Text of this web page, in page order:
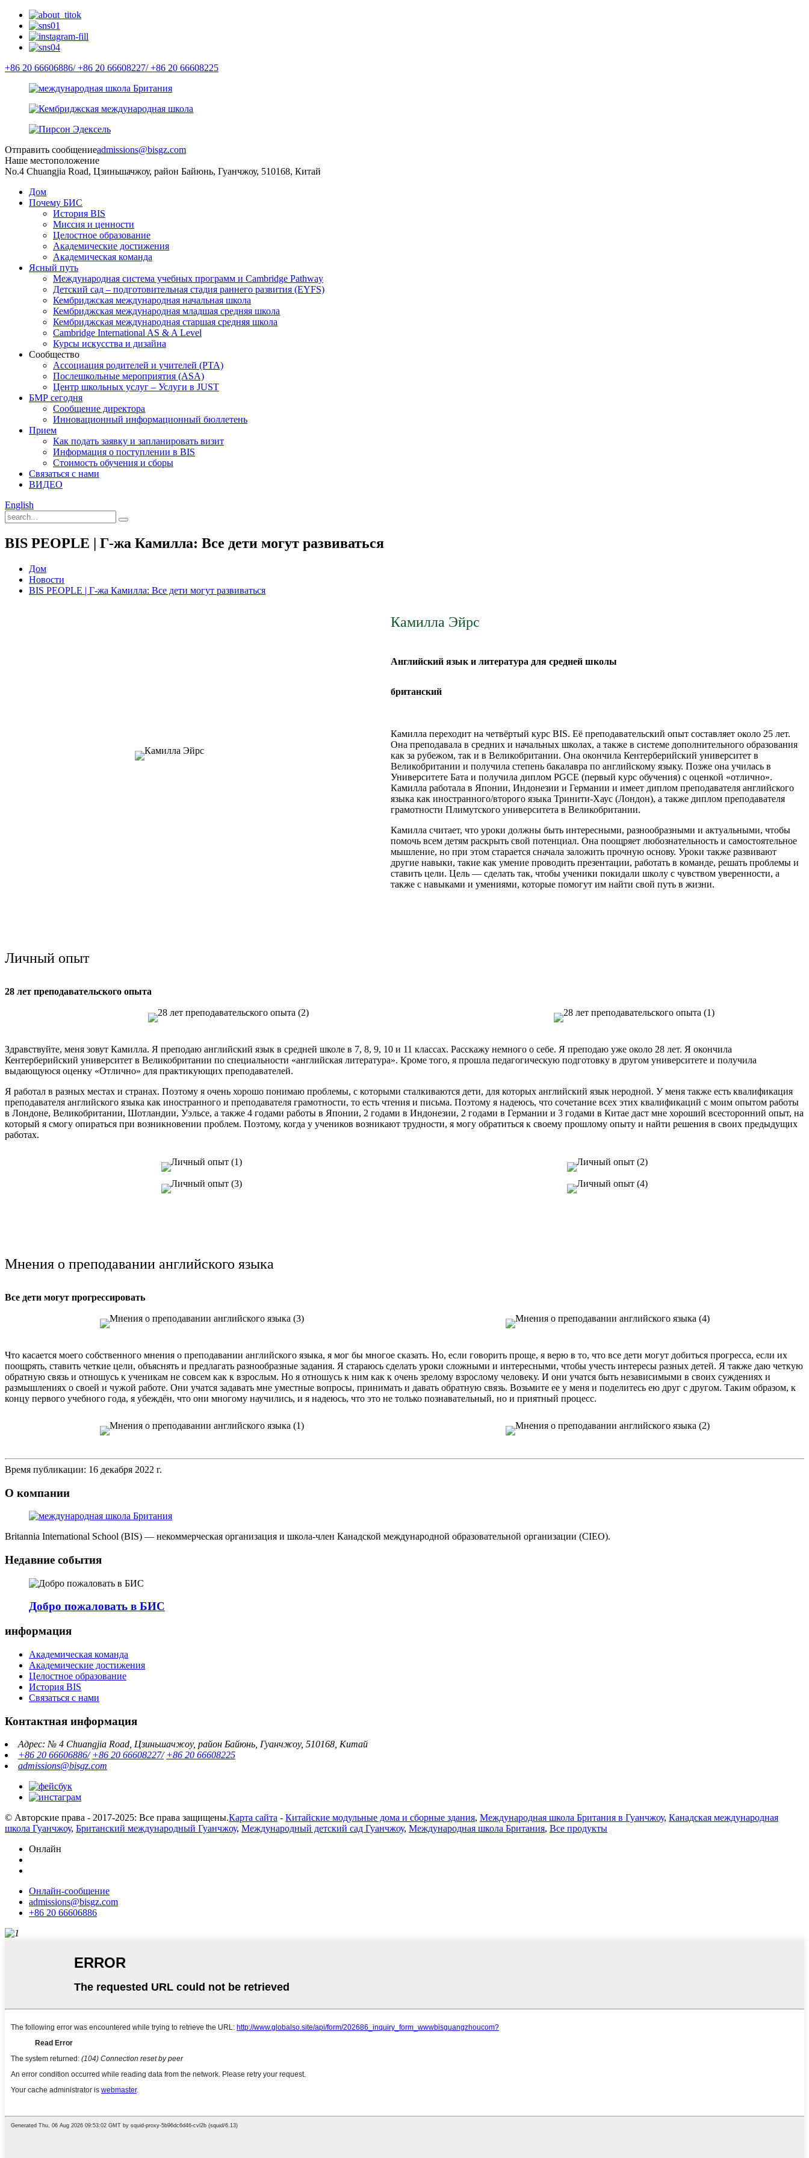
+86 20 66606886/ +86 20 66608227/ +86 20 66608225
Отправить сообщениеadmissions@bisgz.com
Наше местоположение
No.4 Chuangjia Road, Цзиньшачжоу, район Байюнь, Гуанчжоу, 510168, Китай
Дом
Почему БИС
История BIS
Миссия и ценности
Целостное образование
Академические достижения
Академическая команда
Ясный путь
Международная система учебных программ и Cambridge Pathway
Детский сад – подготовительная стадия раннего развития (EYFS)
Кембриджская международная начальная школа
Кембриджская международная младшая средняя школа
Кембриджская международная старшая средняя школа
Cambridge International AS & A Level
Курсы искусства и дизайна
Сообщество
Ассоциация родителей и учителей (PTA)
Послешкольные мероприятия (ASA)
Центр школьных услуг – Услуги в JUST
БМР сегодня
Сообщение директора
Инновационный информационный бюллетень
Прием
Как подать заявку и запланировать визит
Информация о поступлении в BIS
Стоимость обучения и сборы
Связаться с нами
ВИДЕО
English
BIS PEOPLE | Г-жа Камилла: Все дети могут развиваться
Дом
Новости
BIS PEOPLE | Г-жа Камилла: Все дети могут развиваться
Камилла Эйрс
Английский язык и литература для средней школы
британский
Камилла переходит на четвёртый курс BIS. Её преподавательский опыт составляет около 25 лет.
Она преподавала в средних и начальных школах, а также в системе дополнительного образования
как за рубежом, так и в Великобритании. Она окончила Кентерберийский университет в
Великобритании и получила степень бакалавра по английскому языку. Позже она училась в
Университете Бата и получила диплом PGCE (первый курс обучения) с оценкой «отлично».
Камилла работала в Японии, Индонезии и Германии и имеет диплом преподавателя английского
языка как иностранного/второго языка Тринити-Хаус (Лондон), а также диплом преподавателя
грамотности Плимутского университета в Великобритании.
Камилла считает, что уроки должны быть интересными, разнообразными и актуальными, чтобы
помочь всем детям раскрыть свой потенциал. Она поощряет любознательность и самостоятельное
мышление, но при этом старается сначала заложить прочную основу. Уроки также развивают
другие навыки, такие как умение проводить презентации, работать в команде, решать проблемы и
ставить цели. Цель — сделать так, чтобы ученики покидали школу с чувством уверенности, а
также с навыками и умениями, которые помогут им найти свой путь в жизни.
Личный опыт
28 лет преподавательского опыта
Здравствуйте, меня зовут Камилла. Я преподаю английский язык в средней школе в 7, 8, 9, 10 и 11 классах. Расскажу немного о себе. Я преподаю уже около 28 лет. Я окончила
Кентерберийский университет в Великобритании по специальности «английская литература». Кроме того, я прошла педагогическую подготовку в другом университете и получила
выдающуюся оценку «Отлично» для практикующих преподавателей.
Я работал в разных местах и ​​странах. Поэтому я очень хорошо понимаю проблемы, с которыми сталкиваются дети, для которых английский язык неродной. У меня также есть квалификация
преподавателя английского языка как иностранного и преподавателя грамотности, то есть чтения и письма. Поэтому я надеюсь, что сочетание всех этих квалификаций с моим опытом работы
в Лондоне, Великобритании, Шотландии, Уэльсе, а также 4 годами работы в Японии, 2 годами в Индонезии, 2 годами в Германии и 3 годами в Китае даст мне хороший всесторонний опыт, на
который я смогу опираться при возникновении проблем. Поэтому, когда у учеников возникают трудности, я могу обратиться к своему прошлому опыту и найти решения в своих предыдущих
работах.
Мнения о преподавании английского языка
Все дети могут прогрессировать
Что касается моего собственного мнения о преподавании английского языка, я мог бы многое сказать. Но, если говорить проще, я верю в то, что все дети могут добиться прогресса, если их
поощрять, ставить четкие цели, объяснять и предлагать разнообразные задания. Я стараюсь сделать уроки сложными и интересными, чтобы учесть интересы разных детей. Я также даю четкую
обратную связь и отношусь к ученикам не совсем как к взрослым. Но я отношусь к ним как к очень зрелому взрослому человеку. И они учатся быть независимыми в своих суждениях и
размышлениях о своей и чужой работе. Они учатся задавать мне уместные вопросы, принимать и давать обратную связь. Возьмите ее у меня и поделитесь ею друг с другом. Таким образом, к
концу первого учебного года, я убеждён, что они многому научились, и я надеюсь, что это не только познавательный, но и приятный процесс.
Время публикации: 16 декабря 2022 г.
О компании
Britannia International School (BIS) — некоммерческая организация и школа-член Канадской международной образовательной организации (CIEO).
Недавние события
Добро пожаловать в БИС
информация
Академическая команда
Академические достижения
Целостное образование
История BIS
Связаться с нами
Контактная информация
Адрес: № 4 Chuangjia Road, Цзиньшачжоу, район Байюнь, Гуанчжоу, 510168, Китай
+86 20 66606886/ +86 20 66608227/ +86 20 66608225
admissions@bisgz.com
© Авторские права - 2017-2025: Все права защищены.Карта сайта - Китайские модульные дома и сборные здания, Международная школа Британия в Гуанчжоу, Канадская международная
школа Гуанчжоу, Британский международный Гуанчжоу, Международный детский сад Гуанчжоу, Международная школа Британия, Все продукты
Онлайн
Онлайн-сообщение
admissions@bisgz.com
+86 20 66606886